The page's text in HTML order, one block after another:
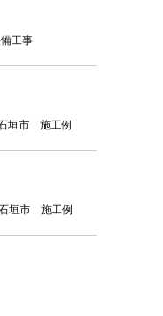
工事
垣市 施工例
垣市 施工例